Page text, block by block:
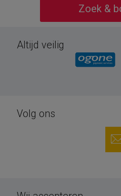
Zoek &
Altijd veilig
Volg ons